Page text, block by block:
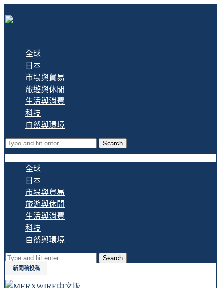
全球
日本
市場與貿易
旅遊與休閒
生活與消費
科技
自然與環境
Search
全球
日本
市場與貿易
旅遊與休閒
生活與消費
科技
自然與環境
Search
新聞稿投稿